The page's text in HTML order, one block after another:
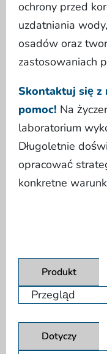
ochrony przed
uzdatniania
osadów oraz
zastosowaniach
Skontaktuj się z
pomoc! Na
laboratorium
Długoletnie
opracować
konkretne
Produkt
Dotyczy